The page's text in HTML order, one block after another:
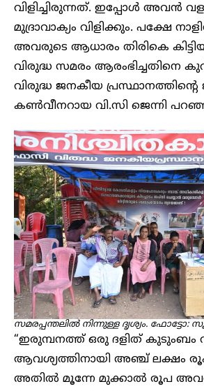
വിളിച്ചിരുന്നത്. ഇപ്പോൾ അവൻ
മുദ്രാവാക്യം വിളിക്കും. പക്ഷേ
അവരുടെ ആധാരം തിരികെ
വിരുദ്ധ സമരം ആരംഭിച്ചതിനെ
വിരുദ്ധ ജനകീയ
കൺവീനറായ വി.സി ജെന്നി
സമരപ്പന്തലിൽ നിന്നുള്ള ദൃശ്യം. ഫോട്ടോ:
“ഇരുമ്പനത്ത് ഒരു ദളിത് കുടുംബം
ആവശ്യത്തിനായി അഞ്ച് ലക്ഷം
അതിൽ മൂന്നേ മുക്കാൽ രൂപ